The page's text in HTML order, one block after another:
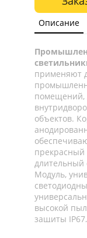
Описание
применяют
помещений,
объектов.
прекрасный
длительный
Модуль,
высокой
защиты